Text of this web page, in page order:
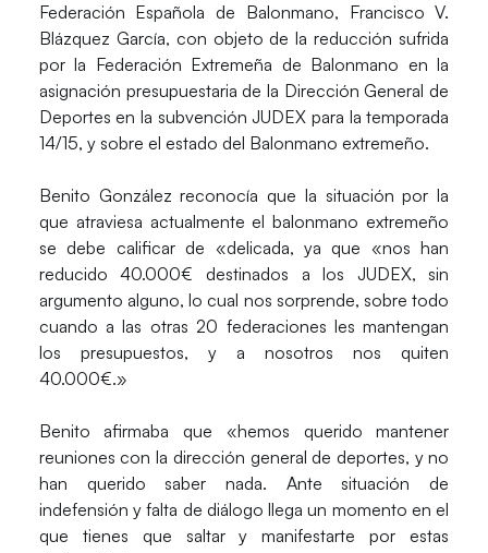
Federación Española de Balonmano, Francisco V.
Blázquez García, con objeto de la reducción sufrida
por la Federación Extremeña de Balonmano en la
asignación presupuestaria de la Dirección General de
Deportes en la subvención JUDEX para la temporada
14/15, y sobre el estado del Balonmano extremeño.
Benito González reconocía que la situación por la
que atraviesa actualmente el balonmano extremeño
se debe calificar de «delicada, ya que «nos han
reducido 40.000€ destinados a los JUDEX, sin
argumento alguno, lo cual nos sorprende, sobre todo
cuando a las otras 20 federaciones les mantengan
los presupuestos, y a nosotros nos quiten
40.000€.»
Benito afirmaba que «hemos querido mantener
reuniones con la dirección general de deportes, y no
han querido saber nada. Ante situación de
indefensión y falta de diálogo llega un momento en el
que tienes que saltar y manifestarte por estas